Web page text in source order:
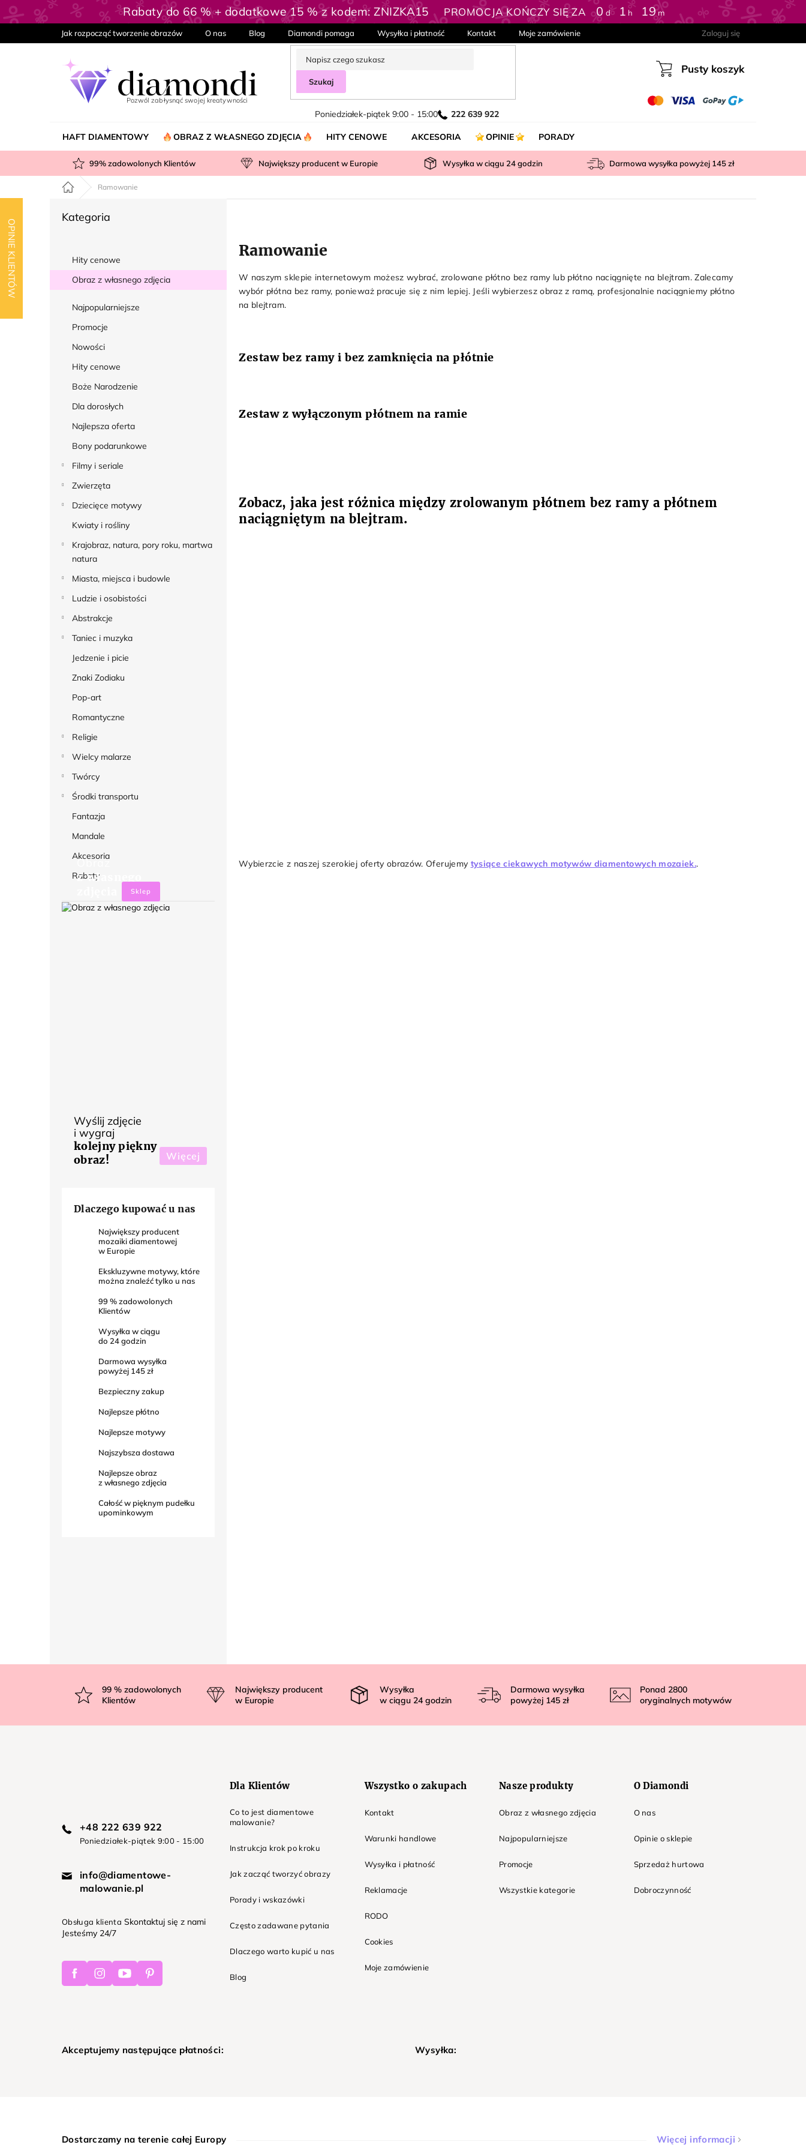
OPINIE KLIENTÓW
Przejść
do
Rabaty do 66 % + dodatkowe 15 % z kodem: ZNIZKA15 PROMOCJA KOŃCZY SIĘ ZA 0 d : 1 h 19m
Jak rozpocząć tworzenie obrazów O nas Blog Diamondi pomaga Wysyłka i płatność Kontakt Moje zamówienie Zaloguj się
Szukaj
Poniedziałek-piątek 9:00 - 15:00 222 639 922
Koszyk
Pusty koszyk
HAFT DIAMENTOWY OBRAZ Z WŁASNEGO ZDJĘCIA HITY CENOWE AKCESORIA OPINIE PORADY
99% zadowolonych Klientów Największy producent w Europie Wysyłka w ciągu 24godzin Darmowa wysyłka powyżej 145 zł
Home Ramowanie
k
b
Pominąć
Kategoria
Hity cenowe
Obraz z własnego zdjęcia
Najpopularniejsze
Promocje
Nowości
Hity cenowe
Boże Narodzenie
Dla dorosłych
Najlepsza oferta
Bony podarunkowe
Filmy i seriale
Zwierzęta
Dziecięce motywy
Kwiaty i rośliny
Krajobraz, natura, pory roku, martwa
natura
Miasta, miejsca i budowle
Ludzie i osobistości
Abstrakcje
Taniec i muzyka
Jedzenie i picie
Znaki Zodiaku
Pop-art
Romantyczne
Religie
Wielcy malarze
Twórcy
Środki transportu
Fantazja
Mandale
Akcesoria
Rabaty
Obraz
z własnego
Sklep
Wyślij zdjęcie
i wygraj
kolejny piękny
obraz!
Więcej
Dlaczego kupować u nas
Największy producent
mozaiki diamentowej
w Europie
Ekskluzywne motywy, które
można znaleźć tylko u nas
99% zadowolonych
Klientów
Wysyłka w ciągu
do 24godzin
Darmowa wysyłka
powyżej 145 zł
Bezpieczny zakup
Najlepsze płótno
Najlepsze motywy
Najszybsza dostawa
Najlepsze obraz
z własnego zdjęcia
Całość w pięknym pudełku
upominkowym
Ramowanie
W naszym sklepie internetowym możesz wybrać, zrolowane płótno bez ramy lub płótno naciągnięte na blejtram. Zalecamy
wybór płótna bez ramy, ponieważ pracuje się z nim lepiej. Jeśli wybierzesz obraz z ramą, profesjonalnie naciągniemy płótno
na blejtram.
Zestaw bez ramy i bez zamknięcia na płótnie
Zestaw z wyłączonym płótnem na ramie
Zobacz, jaka jest różnica między zrolowanym płótnem bez ramy a płótnem
naciągniętym na blejtram.
Wybierzcie z naszej szerokiej oferty obrazów. Oferujemy tysiące ciekawych motywów diamentowych mozaiek..
p
99% zadowolonych
Klientów
Największy producent
w Europie
Wysyłka
w ciągu 24 godzin
Darmowa wysyłka
powyżej 145 zł
Ponad 2800
oryginalnych motywów
+48 222 639 922
Poniedziałek-piątek 9:00 - 15:00
info@diamentowe-
malowanie.pl
Obsługa klienta Skontaktuj się z nami
Jesteśmy 24/7
FacebookInstagramYoutubePinterest
Dla Klientów
Co to jest diamentowe
malowanie?
Instrukcja krok po kroku
Jak zacząć tworzyć obrazy
Porady i wskazówki
Często zadawane pytania
Dlaczego warto kupić u nas
Blog
Wszystko o zakupach
Kontakt
Warunki handlowe
Wysyłka i płatność
Reklamacje
RODO
Cookies
Moje zamówienie
Nasze produkty
Obraz z własnego zdjęcia
Najpopularniejsze
Promocje
Wszystkie kategorie
O Diamondi
O nas
Opinie o sklepie
Sprzedaż hurtowa
Dobroczynność
Akceptujemy następujące płatności: Wysyłka:
Dostarczamy na terenie całej Europy Więcej informacji